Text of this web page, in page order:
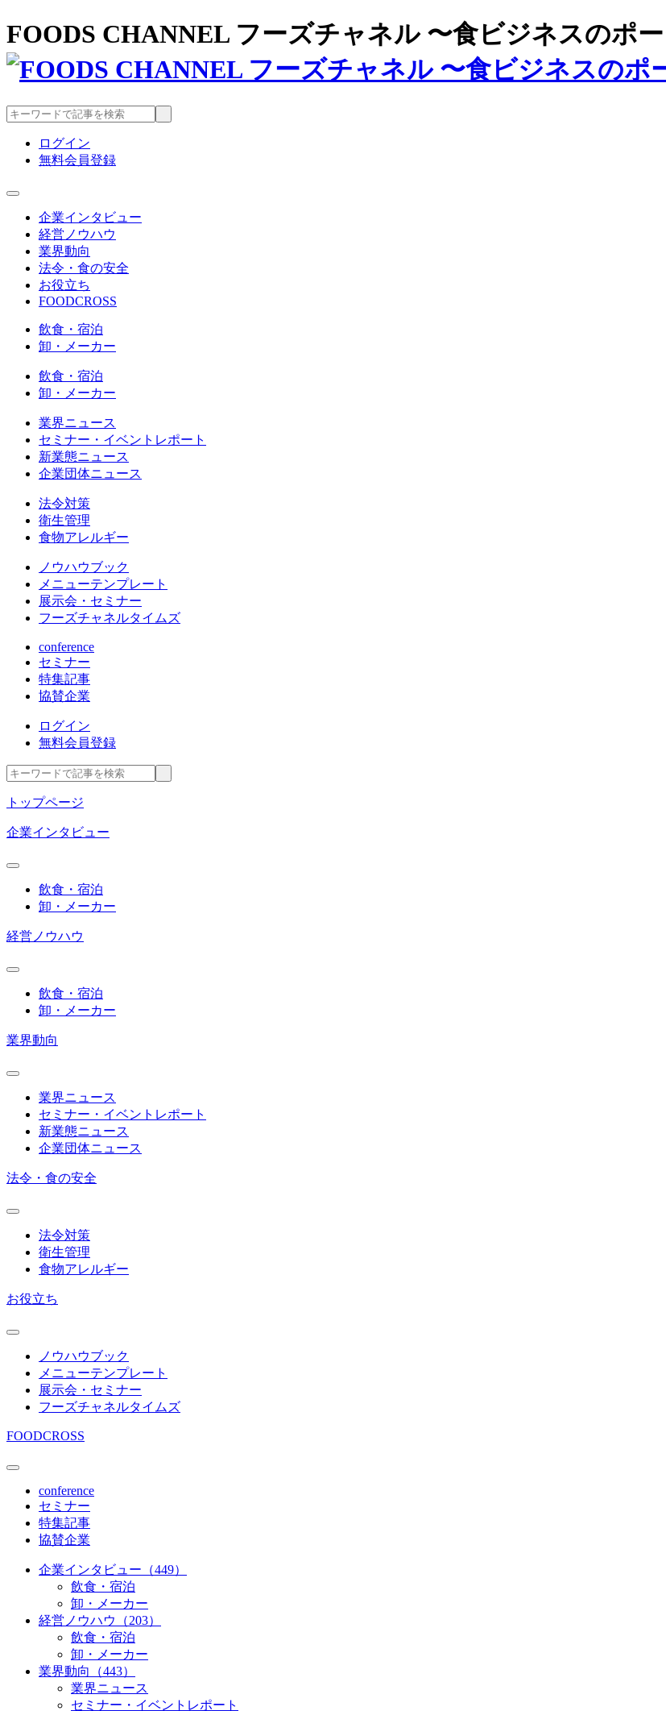
FOODS CHANNEL フーズチャネル 〜食ビジネスのポ
ログイン
無料会員登録
企業インタビュー
経営ノウハウ
業界動向
法令・食の安全
お役立ち
FOODCROSS
飲食・宿泊
卸・メーカー
飲食・宿泊
卸・メーカー
業界ニュース
セミナー・イベントレポート
新業態ニュース
企業団体ニュース
法令対策
衛生管理
食物アレルギー
ノウハウブック
メニューテンプレート
展示会・セミナー
フーズチャネルタイムズ
conference
セミナー
特集記事
協賛企業
ログイン
無料会員登録
トップページ
企業インタビュー
飲食・宿泊
卸・メーカー
経営ノウハウ
飲食・宿泊
卸・メーカー
業界動向
業界ニュース
セミナー・イベントレポート
新業態ニュース
企業団体ニュース
法令・食の安全
法令対策
衛生管理
食物アレルギー
お役立ち
ノウハウブック
メニューテンプレート
展示会・セミナー
フーズチャネルタイムズ
FOODCROSS
conference
セミナー
特集記事
協賛企業
企業インタビュー（449）
飲食・宿泊
卸・メーカー
経営ノウハウ（203）
飲食・宿泊
卸・メーカー
業界動向（443）
業界ニュース
セミナー・イベントレポート